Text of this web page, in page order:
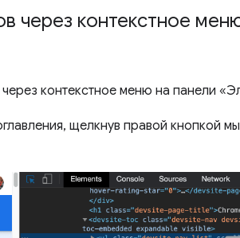
через контекстное
контекстное меню на панели
щелкнув правой кнопкой